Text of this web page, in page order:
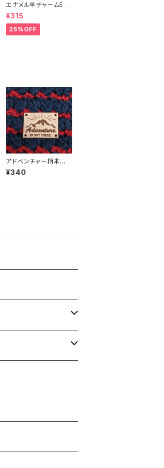
エナメル羊チャーム5個
入り
¥315
25%OFF
アドベンチャー柄本革タ
グ（縫い付けタイプ）
¥340